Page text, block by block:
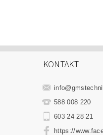
KONTAKT
info@
588 008 220
603 24 28 21
https://